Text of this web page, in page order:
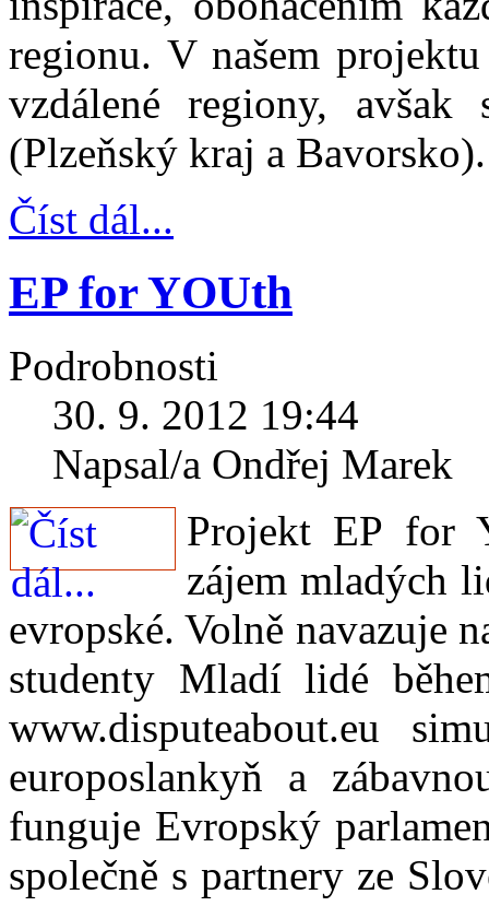
regionu. V našem
vzdálené regiony,
(Plzeňský kraj a Bavorsko).
Číst dál...
EP for YOUth
Podrobnosti
30. 9. 2012 19:44
Napsal/a Ondřej Marek
Projekt EP for
zájem mladých
evropské. Volně navazuje
studenty Mladí lidé
www.disputeabout.eu
europoslankyň a
funguje Evropský
společně s partnery ze